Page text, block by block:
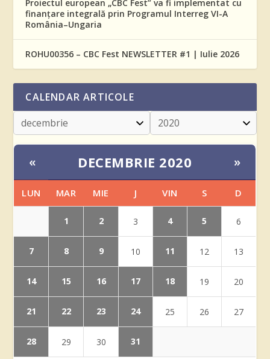
Proiectul european „CBC Fest” va fi implementat cu
finanțare integrală prin Programul Interreg VI-A
România–Ungaria
ROHU00356 – CBC Fest NEWSLETTER #1 | Iulie 2026
CALENDAR ARTICOLE
« DECEMBRIE 2020 »
LUN MAR MIE J VIN S D
1 2 3 4 5 6
7 8 9 10 11 12 13
14 15 16 17 18 19 20
21 22 23 24 25 26 27
28 29 30 31